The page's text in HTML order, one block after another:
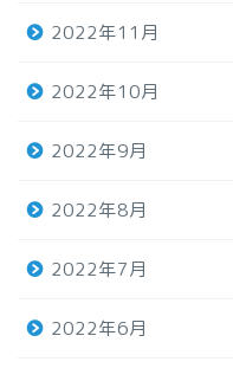
2022年11月
2022年10月
2022年9月
2022年8月
2022年7月
2022年6月